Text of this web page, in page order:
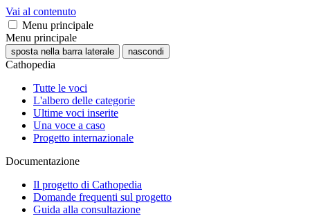
Vai al contenuto
Menu principale
Menu principale
sposta nella barra laterale nascondi
Cathopedia
Tutte le voci
L'albero delle categorie
Ultime voci inserite
Una voce a caso
Progetto internazionale
Documentazione
Il progetto di Cathopedia
Domande frequenti sul progetto
Guida alla consultazione